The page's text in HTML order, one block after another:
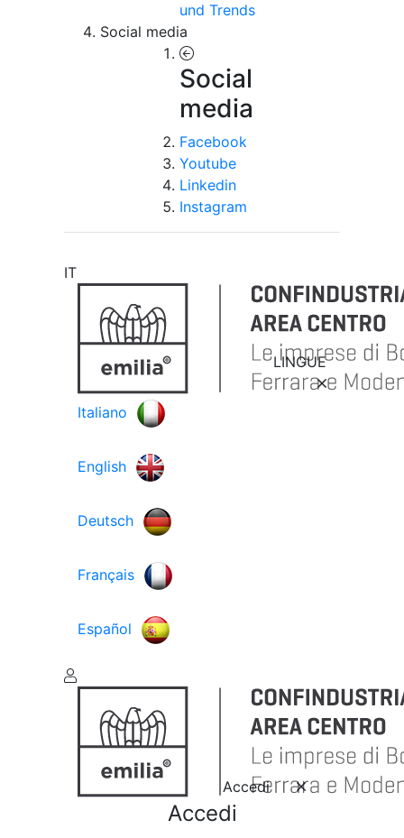
und Trends
Social media
Social
media
Facebook
Youtube
Linkedin
Instagram
IT
LINGUE
Italiano
English
Deutsch
Français
Español
Accedi
Accedi